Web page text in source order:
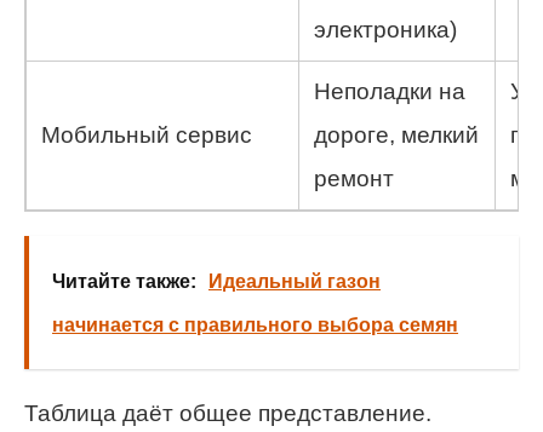
электроника)
Мобильный сервис
Неполадки на
дороге, мелкий
ремонт
Читайте также: Идеальный газон
начинается с правильного выбора семян
Таблица даёт общее представление.